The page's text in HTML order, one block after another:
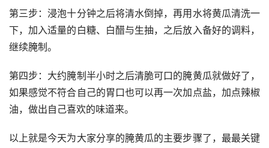
第三步：浸泡十分钟之后将清水倒掉，再用水将黄瓜清洗一
下，加入适量的白糖、白醋与生抽，之后放入备好的调料，
继续腌制。
第四步：大约腌制半小时之后清脆可口的腌黄瓜就做好了，
如果感觉不符合自己的胃口也可以再一次加点盐，加点辣椒
油，做出自己喜欢的味道来。
以上就是今天为大家分享的腌黄瓜的主要步骤了，最最关键